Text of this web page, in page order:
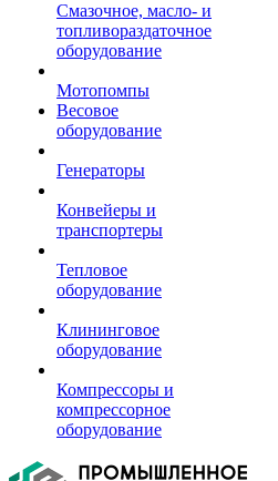
Смазочное, масло- и
топливораздаточное
оборудование
Мотопомпы
Весовое
оборудование
Генераторы
Конвейеры и
транспортеры
Тепловое
оборудование
Клининговое
оборудование
Компрессоры и
компрессорное
оборудование